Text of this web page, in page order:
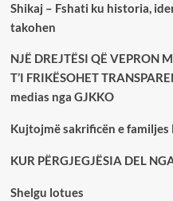
Shikaj – Fshati ku historia,
takohen
NJË DREJTËSI QË VEPRON
T’I FRIKËSOHET
medias nga GJKKO
Kujtojmë sakrificën e familjes
KUR PËRGJEGJËSIA DEL
Shelgu lotues